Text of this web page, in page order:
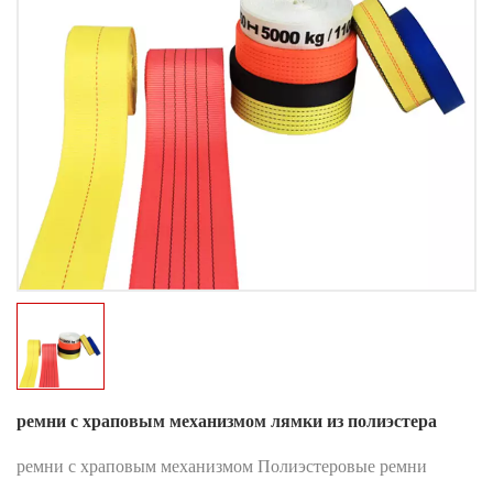
ремни с храповым механизмом лямки из полиэстера
ремни с храповым механизмом Полиэстеровые ремни